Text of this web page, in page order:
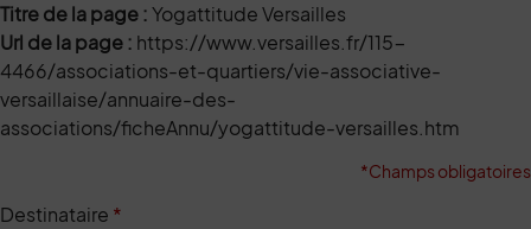
Titre de la page :Yogattitude Versailles
Url de la page : https://www.versailles.fr/115-
4466/associations-et-quartiers/vie-associative-
versaillaise/annuaire-des-
associations/ficheAnnu/yogattitude-versailles.htm
*Champs obligatoires
Destinataire *